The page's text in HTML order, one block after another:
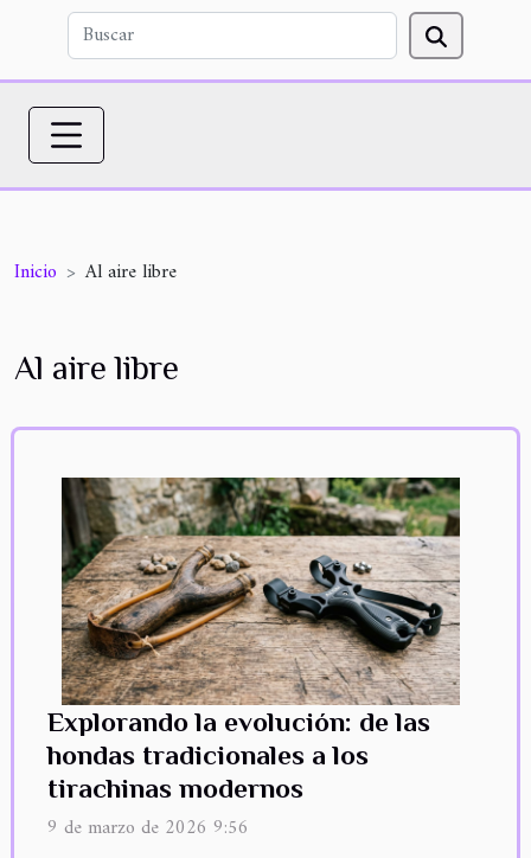
Inicio Al aire libre
Al aire libre
Explorando la evolución: de las
hondas tradicionales a los
tirachinas modernos
9 de marzo de 2026 9:56